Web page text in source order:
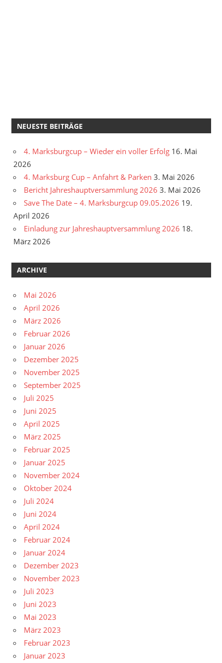
NEUESTE BEITRÄGE
4. Marksburgcup – Wieder ein voller Erfolg 16. Mai
2026
4. Marksburg Cup – Anfahrt & Parken 3. Mai 2026
Bericht Jahreshauptversammlung 2026 3. Mai 2026
Save The Date – 4. Marksburgcup 09.05.2026 19.
April 2026
Einladung zur Jahreshauptversammlung 2026 18.
März 2026
ARCHIVE
Mai 2026
April 2026
März 2026
Februar 2026
Januar 2026
Dezember 2025
November 2025
September 2025
Juli 2025
Juni 2025
April 2025
März 2025
Februar 2025
Januar 2025
November 2024
Oktober 2024
Juli 2024
Juni 2024
April 2024
Februar 2024
Januar 2024
Dezember 2023
November 2023
Juli 2023
Juni 2023
Mai 2023
März 2023
Februar 2023
Januar 2023